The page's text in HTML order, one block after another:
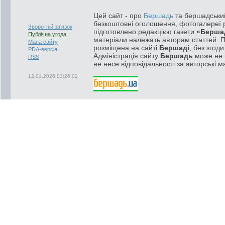
Зворотній зв'язок
Публічна угода
Мапа сайту
PDA-версія
RSS
12.01.2026 03:26:02
Цей сайт - про Бершадь та
безкоштовні оголошення, фотогалереї
підготовлено редакцією газети
матеріали належать авторам статтей.
розміщена на сайті Бершаді , без
Адміністрація сайту Бершадь може не
не несе відповідальності за авторські